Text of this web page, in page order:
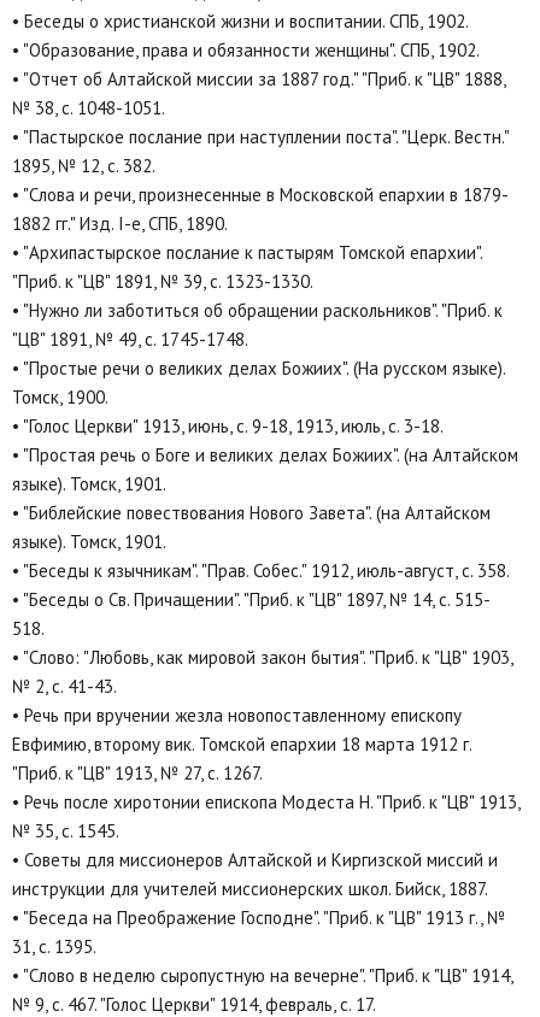
• Беседы о христианской жизни и воспитании. СПБ, 1902.
• "Образование, права и обязанности женщины". СПБ, 1902.
• "Отчет об Алтайской миссии за 1887 год." "Приб. к "ЦВ" 1888,
№ 38, с. 1048-1051.
• "Пастырское послание при наступлении поста". "Церк. Вестн."
1895, № 12, с. 382.
• "Слова и речи, произнесенные в Московской епархии в 1879-
1882 гг." Изд. I-е, СПБ, 1890.
• "Архипастырское послание к пастырям Томской епархии".
"Приб. к "ЦВ" 1891, № 39, с. 1323-1330.
• "Нужно ли заботиться об обращении раскольников". "Приб. к
"ЦВ" 1891, № 49, с. 1745-1748.
• "Простые речи о великих делах Божиих". (На русском языке).
Томск, 1900.
• "Голос Церкви" 1913, июнь, с. 9-18, 1913, июль, с. 3-18.
• "Простая речь о Боге и великих делах Божиих". (на Алтайском
языке). Томск, 1901.
• "Библейские повествования Нового Завета". (на Алтайском
языке). Томск, 1901.
• "Беседы к язычникам". "Прав. Собес." 1912, июль-август, с. 358.
• "Беседы о Св. Причащении". "Приб. к "ЦВ" 1897, № 14, с. 515-
518.
• "Слово: "Любовь, как мировой закон бытия". "Приб. к "ЦВ" 1903,
№ 2, с. 41-43.
• Речь при вручении жезла новопоставленному епископу
Евфимию, второму вик. Томской епархии 18 марта 1912 г.
"Приб. к "ЦВ" 1913, № 27, с. 1267.
• Речь после хиротонии епископа Модеста Н. "Приб. к "ЦВ" 1913,
№ 35, с. 1545.
• Советы для миссионеров Алтайской и Киргизской миссий и
инструкции для учителей миссионерских школ. Бийск, 1887.
• "Беседа на Преображение Господне". "Приб. к "ЦВ" 1913 г., №
31, с. 1395.
• "Слово в неделю сыропустную на вечерне". "Приб. к "ЦВ" 1914,
№ 9, с. 467. "Голос Церкви" 1914, февраль, с. 17.